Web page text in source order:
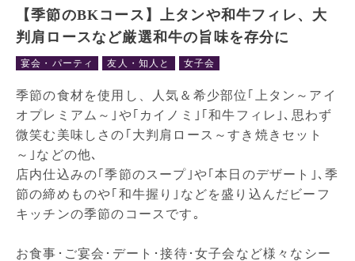
【季節のBKコース】上タンや和牛フィレ、大
判肩ロースなど厳選和牛の旨味を存分に
宴会・パーティ 友人・知人と 女子会
季節の食材を使用し、人気＆希少部位｢上タン～アイ
オプレミアム～｣や｢カイノミ｣｢和牛フィレ｣､思わず
微笑む美味しさの｢大判肩ロース～すき焼きセット
～｣などの他､
店内仕込みの｢季節のスープ｣や｢本日のデザート｣､季
節の締めものや｢和牛握り｣などを盛り込んだビーフ
キッチンの季節のコースです｡
お食事･ご宴会･デート･接待･女子会など様々なシー